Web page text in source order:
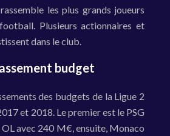
rassemble les plus grands joueurs
Plusieurs actionnaires et
dans le club.
budget
des budgets de la Ligue 2
et 2018. Le premier est le PSG
avec 240 M€, ensuite, Monaco